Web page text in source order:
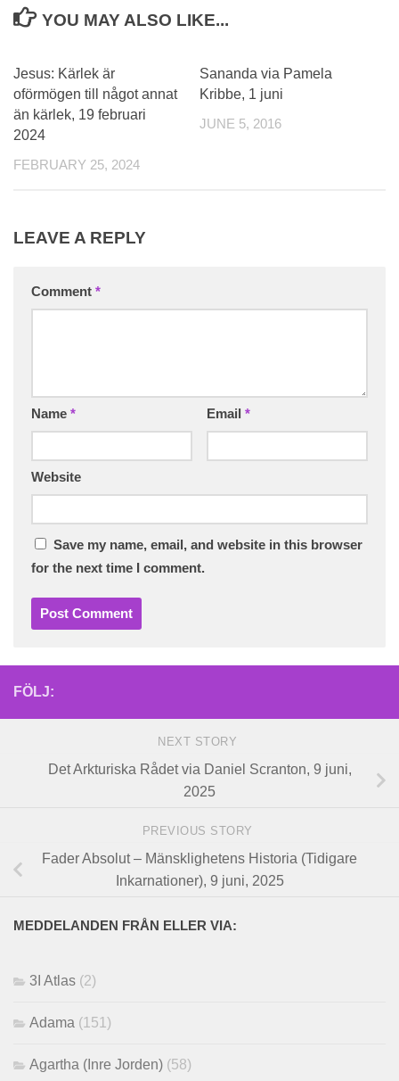
YOU MAY ALSO LIKE...
Jesus: Kärlek är
oförmögen till något annat
än kärlek, 19 februari
2024
FEBRUARY 25, 2024
Sananda via Pamela
Kribbe, 1 juni
JUNE 5, 2016
LEAVE A REPLY
Comment *
Name * Email *
Website
Save my name, email, and website in this browser
for the next time I comment.
FÖLJ:
NEXT STORY
Det Arkturiska Rådet via Daniel Scranton, 9 juni,
2025
PREVIOUS STORY
Fader Absolut – Mänsklighetens Historia (Tidigare
Inkarnationer), 9 juni, 2025
MEDDELANDEN FRÅN ELLER VIA:
3I Atlas (2)
Adama (151)
Agartha (Inre Jorden) (58)